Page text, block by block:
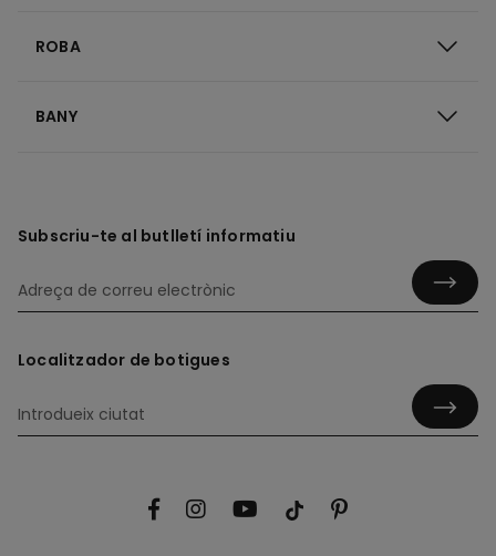
ROBA
BANY
Subscriu-te al butlletí informatiu
Localitzador de botigues